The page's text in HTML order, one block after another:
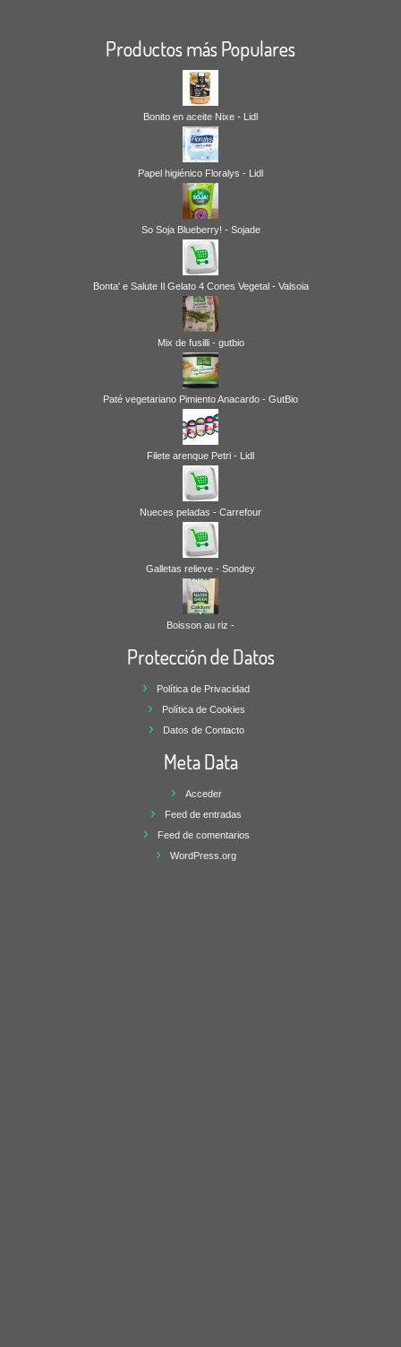
Productos más Populares
Bonito en aceite Nixe - Lidl
Papel higiénico Floralys - Lidl
So Soja Blueberry! - Sojade
Bonta' e Salute Il Gelato 4 Cones Vegetal - Valsoia
Mix de fusilli - gutbio
Paté vegetariano Pimiento Anacardo - GutBio
Filete arenque Petri - Lidl
Nueces peladas - Carrefour
Galletas relieve - Sondey
Boisson au riz -
Protección de Datos
Política de Privacidad
Política de Cookies
Datos de Contacto
Meta Data
Acceder
Feed de entradas
Feed de comentarios
WordPress.org